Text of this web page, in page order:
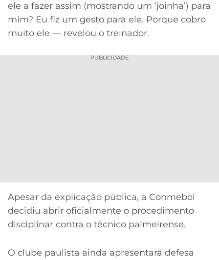
ele a fazer assim (mostrando um ‘joinha’) para
mim? Eu fiz um gesto para ele. Porque cobro
muito ele — revelou o treinador.
PUBLICIDADE
Apesar da explicação pública, a Conmebol
decidiu abrir oficialmente o procedimento
disciplinar contra o técnico palmeirense.
O clube paulista ainda apresentará defesa